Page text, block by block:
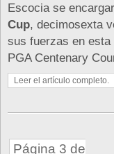
Escocia se
Cup, decimosexta
sus fuerzas en esta
PGA Centenary
Leer el artículo completo.
Página 3 de